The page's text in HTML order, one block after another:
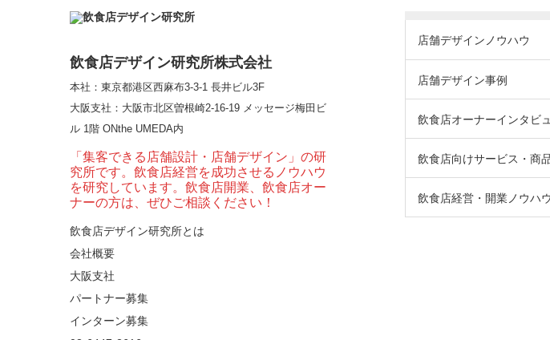
【熊の鳥焼き】囲炉裏
とライブ感を両立した
和モダン串揚げ店。
「…
【Queux Norme（クゥ
ノルム）】女子会にお
薦めな&…
飲食店デザイン研究所株式会社
本社：東京都港区西麻布3-3-1 長井ビル3F
大阪支社 ：大阪市北区曽根崎2-16-19 メッセージ梅田ビ
ル 1階 ONthe UMEDA内
「集客できる店舗設計・店舗デザイン」の研
究所です。飲食店経営を成功させるノウハウ
を研究しています。飲食店開業、飲食店オー
ナーの方は、ぜひご相談ください！
飲食店デザイン研究所とは
会社概要
大阪支社
パートナー募集
インターン募集
店舗デザインノウハウ
店舗デザイン事例
飲食店オーナーインタビ
飲食店向けサービス・商
飲食店経営・開業ノウハウ